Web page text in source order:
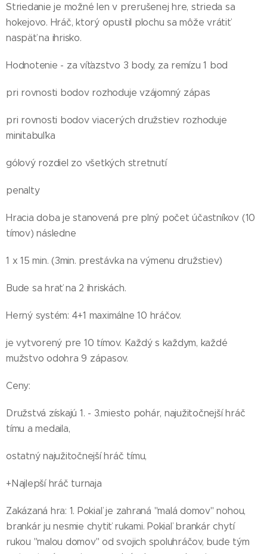
Striedanie je možné len v prerušenej hre, strieda sa
hokejovo. Hráč, ktorý opustil plochu sa môže vrátiť
naspäť na ihrisko.
Hodnotenie - za víťazstvo 3 body, za remízu 1 bod
pri rovnosti bodov rozhoduje vzájomný zápas
pri rovnosti bodov viacerých družstiev rozhoduje
minitabuľka
gólový rozdiel zo všetkých stretnutí
penalty
Hracia doba je stanovená pre plný počet účastníkov (10
tímov) následne
1 x 15 min. (3min. prestávka na výmenu družstiev)
Bude sa hrať na 2 ihriskách.
Herný systém: 4+1 maximálne 10 hráčov.
je vytvorený pre 10 tímov. Každý s každym, každé
mužstvo odohra 9 zápasov.
Ceny:
Družstvá získajú 1. - 3.miesto pohár, najužitočnejší hráč
tímu a medaila,
ostatný najužitočnejší hráč tímu,
+Najlepší hráč turnaja
Zakázaná hra: 1. Pokiaľ je zahraná "malá domov" nohou,
brankár ju nesmie chytiť rukami. Pokiaľ brankár chytí
rukou "malou domov" od svojich spoluhráčov, bude tým